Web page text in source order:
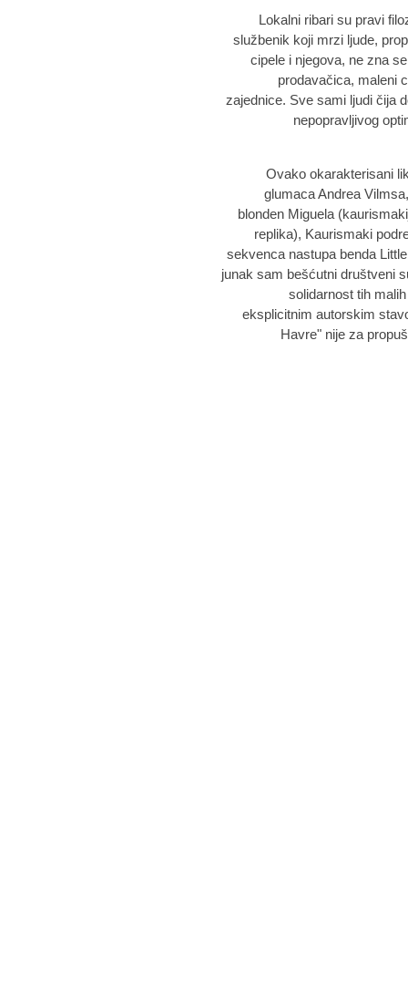
Lokalni ribari su pravi
službenik koji mrzi ljude,
cipele i njegova, ne zna
prodavačica, maleni
zajednice. Sve sami ljudi čija
nepopravljivog
Ovako okarakterisani
glumaca Andrea
blonden Miguela
replika), Kaurismaki
sekvenca nastupa benda
junak sam bešćutni društveni
solidarnost tih
eksplicitnim autorskim
Havre" nije za